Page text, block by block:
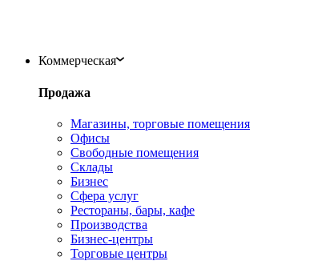
Коммерческая
Продажа
Магазины, торговые помещения
Офисы
Свободные помещения
Склады
Бизнес
Сфера услуг
Рестораны, бары, кафе
Производства
Бизнес-центры
Торговые центры